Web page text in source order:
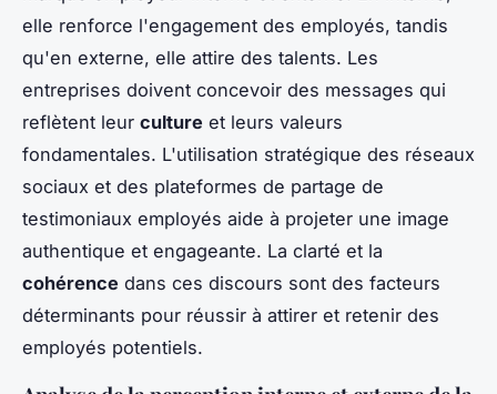
elle renforce l'engagement des employés, tandis
qu'en externe, elle attire des talents. Les
entreprises doivent concevoir des messages qui
reflètent leur culture et leurs valeurs
fondamentales. L'utilisation stratégique des réseaux
sociaux et des plateformes de partage de
testimoniaux employés aide à projeter une image
authentique et engageante. La clarté et la
cohérence dans ces discours sont des facteurs
déterminants pour réussir à attirer et retenir des
employés potentiels.